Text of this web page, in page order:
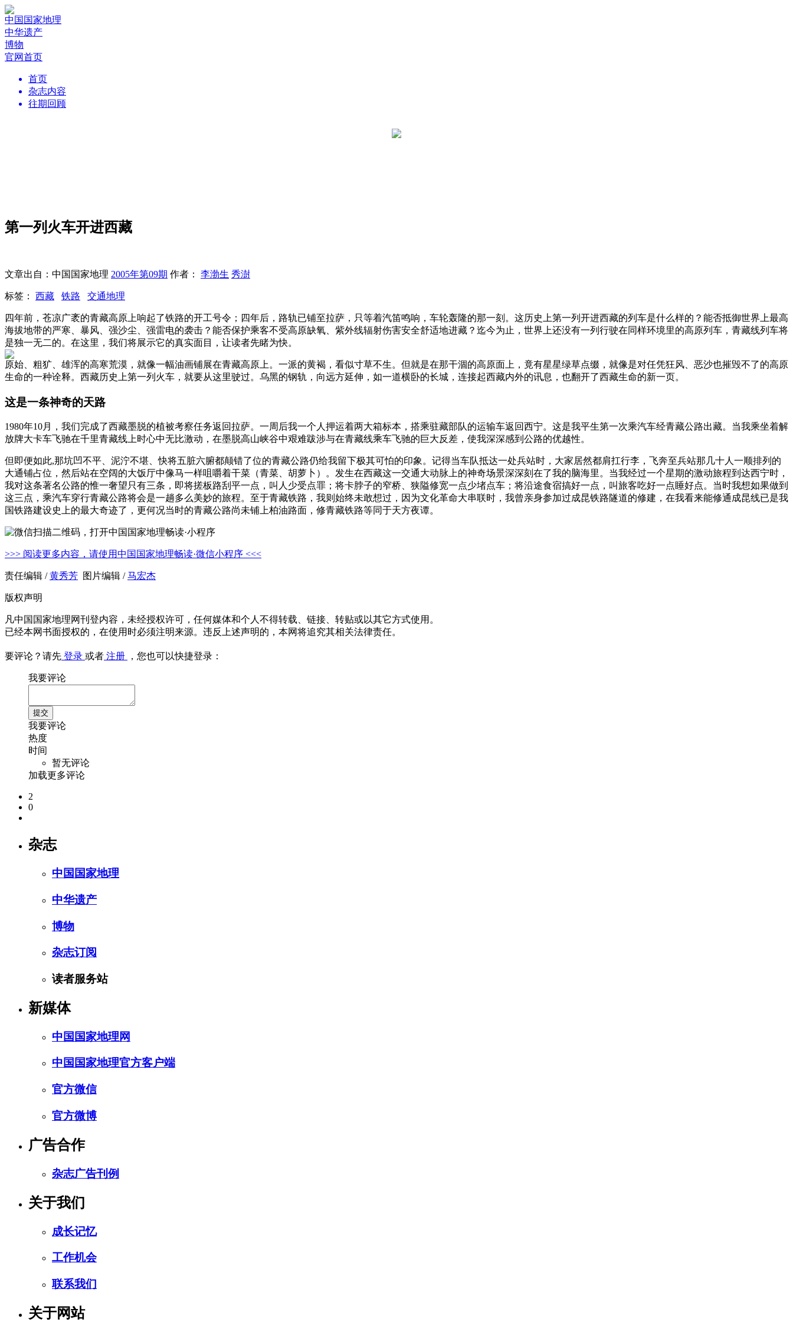
中国国家地理
中华遗产
博物
官网首页
首页
杂志内容
往期回顾
第一列火车开进西藏
文章出自：中国国家地理 2005年第09期 作者： 李渤生 秀澍
标签： 西藏 铁路 交通地理
四年前，苍凉广袤的青藏高原上响起了铁路的开工号令；四年后，路轨已铺至拉萨，只等着汽笛鸣响，车轮轰隆的那一刻。这历史上第一列开进西藏的列车是什么样的？能否抵御世界上最高
海拔地带的严寒、暴风、强沙尘、强雷电的袭击？能否保护乘客不受高原缺氧、紫外线辐射伤害安全舒适地进藏？迄今为止，世界上还没有一列行驶在同样环境里的高原列车，青藏线列车将
是独一无二的。在这里，我们将展示它的真实面目，让读者先睹为快。
原始、粗犷、雄浑的高寒荒漠，就像一幅油画铺展在青藏高原上。一派的黄褐，看似寸草不生。但就是在那干涸的高原面上，竟有星星绿草点缀，就像是对任凭狂风、恶沙也摧毁不了的高原
生命的一种诠释。西藏历史上第一列火车，就要从这里驶过。乌黑的钢轨，向远方延伸，如一道横卧的长城，连接起西藏内外的讯息，也翻开了西藏生命的新一页。
这是一条神奇的天路
1980年10月，我们完成了西藏墨脱的植被考察任务返回拉萨。一周后我一个人押运着两大箱标本，搭乘驻藏部队的运输车返回西宁。这是我平生第一次乘汽车经青藏公路出藏。当我乘坐着解
放牌大卡车飞驰在千里青藏线上时心中无比激动，在墨脱高山峡谷中艰难跋涉与在青藏线乘车飞驰的巨大反差，使我深深感到公路的优越性。
但即便如此,那坑凹不平、泥泞不堪、快将五脏六腑都颠错了位的青藏公路仍给我留下极其可怕的印象。记得当车队抵达一处兵站时，大家居然都肩扛行李，飞奔至兵站那几十人一顺排列的
大通铺占位，然后站在空阔的大饭厅中像马一样咀嚼着干菜（青菜、胡萝卜）。发生在西藏这一交通大动脉上的神奇场景深深刻在了我的脑海里。当我经过一个星期的激动旅程到达西宁时，
我对这条著名公路的惟一奢望只有三条，即将搓板路刮平一点，叫人少受点罪；将卡脖子的窄桥、狭隘修宽一点少堵点车；将沿途食宿搞好一点，叫旅客吃好一点睡好点。当时我想如果做到
这三点，乘汽车穿行青藏公路将会是一趟多么美妙的旅程。至于青藏铁路，我则始终未敢想过，因为文化革命大串联时，我曾亲身参加过成昆铁路隧道的修建，在我看来能修通成昆线已是我
国铁路建设史上的最大奇迹了，更何况当时的青藏公路尚未铺上柏油路面，修青藏铁路等同于天方夜谭。
>>> 阅读更多内容，请使用中国国家地理畅读·微信小程序 <<<
责任编辑 /黄秀芳 图片编辑 /马宏杰
版权声明
凡中国国家地理网刊登内容，未经授权许可，任何媒体和个人不得转载、链接、转贴或以其它方式使用。
已经本网书面授权的，在使用时必须注明来源。违反上述声明的，本网将追究其相关法律责任。
要评论？请先 登录 或者 注册 ，您也可以快捷登录：
我要评论
我要评论
热度
时间
暂无评论
加载更多评论
2
0
杂志
中国国家地理
中华遗产
博物
杂志订阅
读者服务站
新媒体
中国国家地理网
中国国家地理官方客户端
官方微信
官方微博
广告合作
杂志广告刊例
关于我们
成长记忆
工作机会
联系我们
关于网站